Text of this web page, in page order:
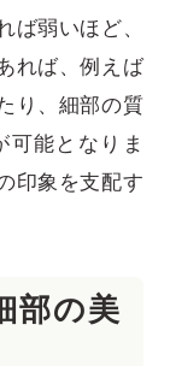
ば弱いほど、
れば、例えば
り、細部の質
可能となりま
印象を支配す
部の美